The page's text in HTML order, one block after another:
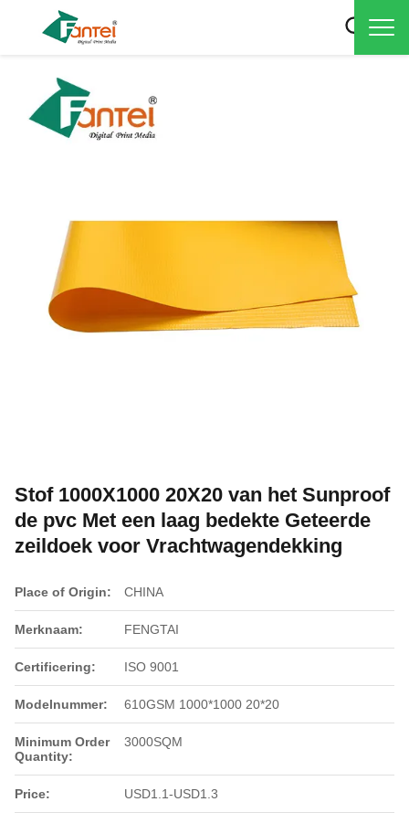
Stof 1000X1000 20X20 van het Sunproof
de pvc Met een laag bedekte Geteerde
zeildoek voor Vrachtwagendekking
Place of Origin: CHINA
Merknaam: FENGTAI
Certificering: ISO 9001
Modelnummer: 610GSM 1000*1000 20*20
Minimum Order
Quantity:
3000SQM
Price: USD1.1-USD1.3